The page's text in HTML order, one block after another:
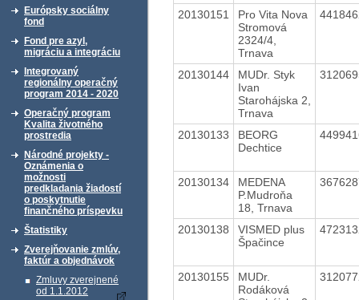
Európsky sociálny
fond
Fond pre azyl,
migráciu a integráciu
Integrovaný
regionálny operačný
program 2014 - 2020
Operačný program
Kvalita životného
prostredia
Národné projekty -
Oznámenia o
možnosti
predkladania žiadostí
o poskytnutie
finančného príspevku
Štatistiky
Zverejňovanie zmlúv,
faktúr a objednávok
Zmluvy zverejnené
od 1.1.2012
20130151
Pro Vita Nova
Stromová
2324/4,
Trnava
20130144
MUDr. Styk
Ivan
Starohájska 2,
Trnava
20130133
BEORG
Dechtice
20130134
MEDENA
P.Mudroňa
18, Trnava
20130138
VISMED plus
Špačince
20130155
MUDr.
Rodáková